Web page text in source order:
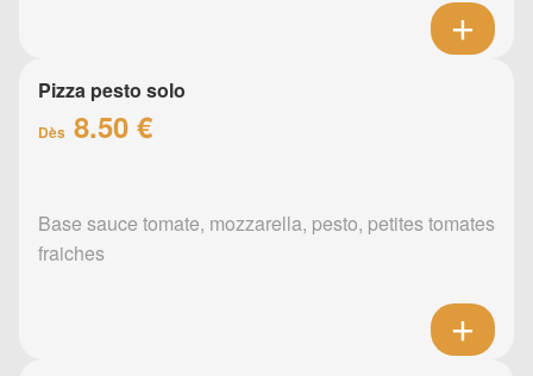
Pizza pesto solo
Dès 8.50 €
Base sauce tomate, mozzarella, pesto, petites tomates
fraiches